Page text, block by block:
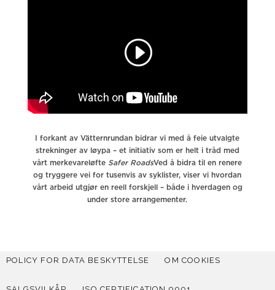
I forkant av Vätternrundan bidrar vi med å feie utvalgte
strekninger av løypa – et initiativ som er helt i tråd med
vårt merkevareløfte Safer RoadsVed å bidra til en renere
og tryggere vei for tusenvis av syklister, viser vi hvordan
vårt arbeid utgjør en reell forskjell – både i hverdagen og
under store arrangementer.
POLICY FOR DATA BESKYTTELSE OM COOKIES